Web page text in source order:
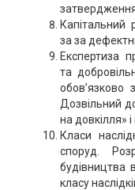
затвердження
за за
Експертиза
та
обов’язково
Дозвільний
на довкілля»
Класи
споруд.
класу